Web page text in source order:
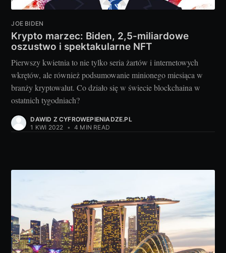
JOE BIDEN
Krypto marzec: Biden, 2,5-miliardowe
oszustwo i spektakularne NFT
Pierwszy kwietnia to nie tylko seria żartów i internetowych
wkrętów, ale również podsumowanie minionego miesiąca w
branży kryptowalut. Co działo się w świecie blockchaina w
ostatnich tygodniach?
DAWID Z CYFROWEPIENIADZE.PL
1 KWI 2022 • 4 MIN READ